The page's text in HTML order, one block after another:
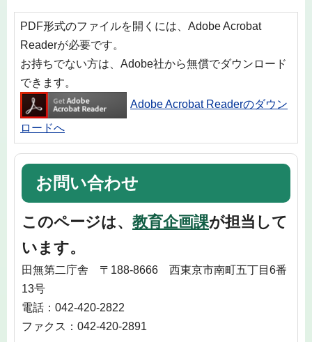
PDF形式のファイルを開くには、Adobe Acrobat
Readerが必要です。
お持ちでない方は、Adobe社から無償でダウンロード
できます。
Adobe Acrobat Readerのダウン
ロードへ
お問い合わせ
このページは、 教育企画課が担当して
います。
田無第二庁舎 〒188-8666 西東京市南町五丁目6番
13号
電話：042-420-2822
ファクス：042-420-2891